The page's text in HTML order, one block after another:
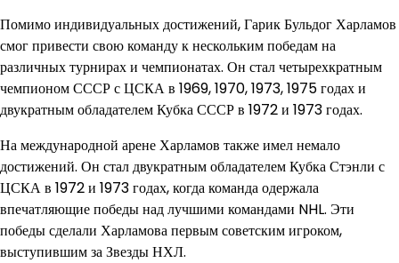
Помимо индивидуальных достижений, Гарик Бульдог Харламов
смог привести свою команду к нескольким победам на
различных турнирах и чемпионатах. Он стал четырехкратным
чемпионом СССР с ЦСКА в 1969, 1970, 1973, 1975 годах и
двукратным обладателем Кубка СССР в 1972 и 1973 годах.
На международной арене Харламов также имел немало
достижений. Он стал двукратным обладателем Кубка Стэнли с
ЦСКА в 1972 и 1973 годах, когда команда одержала
впечатляющие победы над лучшими командами NHL. Эти
победы сделали Харламова первым советским игроком,
выступившим за Звезды НХЛ.